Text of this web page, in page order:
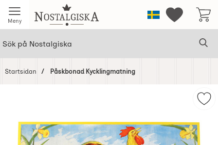
Meny Startsidan för NostalgiskaSverigeMina
Startsidan Påskbonad Kycklingmatning